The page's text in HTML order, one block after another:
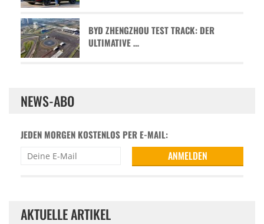
BYD ZHENGZHOU TEST TRACK: DER
ULTIMATIVE …
NEWS-ABO
JEDEN MORGEN KOSTENLOS PER E-MAIL:
AKTUELLE ARTIKEL